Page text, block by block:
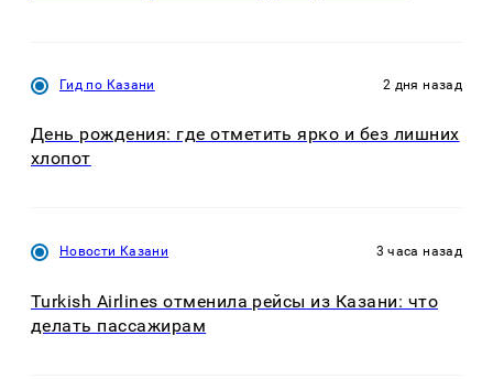
Гид по Казани 2 дня назад
День рождения: где отметить ярко и без лишних
хлопот
Новости Казани 3 часа назад
Turkish Airlines отменила рейсы из Казани: что
делать пассажирам